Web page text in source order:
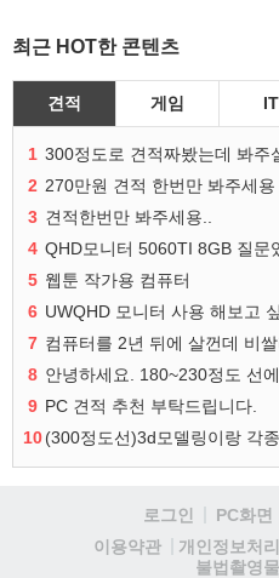
최근 HOT한 콘텐츠
견적 게임 IT
1 300정도로 견적짜봤는데 봐주
2 270만원 견적 한번만 봐주세용
3 견적한번만 봐주세용..
4 QHD모니터 5060TI 8GB 질문
5 웹툰 작가용 컴퓨터
6 UWQHD 모니터 사용 해보고
7 컴퓨터를 2년 뒤에 살껀데 비
8 안녕하세요. 180~230정도 선
9 PC 견적 추천 부탁드립니다.
10
로그인 PC화면
이용약관
개인정보처
불법촬영